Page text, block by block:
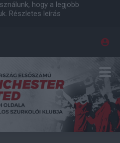
hogy a legjobb
Részletes leírás